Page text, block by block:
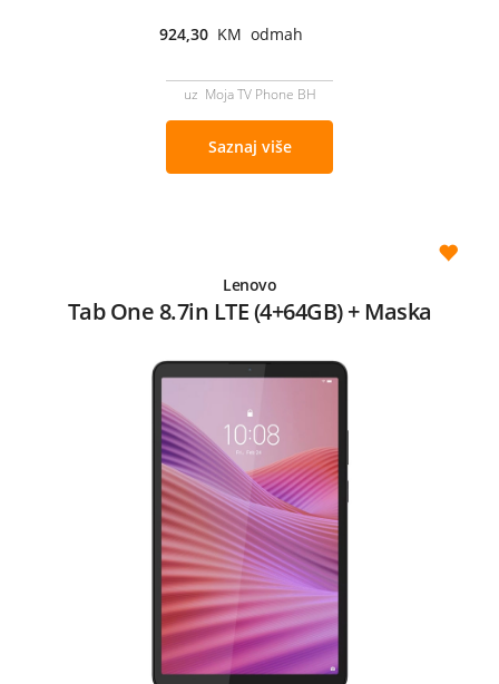
924,30 KM odmah
uz Moja TV Phone BH
Saznaj više
Lenovo
Tab One 8.7in LTE (4+64GB) + Maska